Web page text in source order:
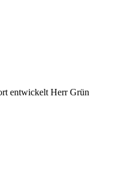
entwickelt Herr Grün